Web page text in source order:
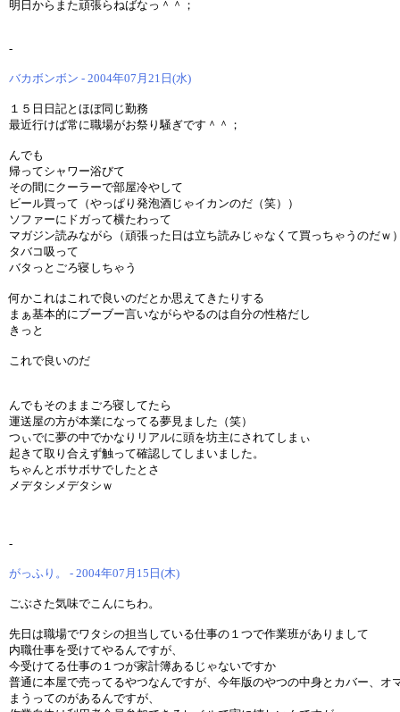
明日からまた頑張らねばなっ＾＾；
-
バカボンボン - 2004年07月21日(水)
１５日日記とほぼ同じ勤務
最近行けば常に職場がお祭り騒ぎです＾＾；
んでも
帰ってシャワー浴びて
その間にクーラーで部屋冷やして
ビール買って（やっぱり発泡酒じゃイカンのだ（笑））
ソファーにドガって横たわって
マガジン読みながら（頑張った日は立ち読みじゃなくて買っちゃうのだｗ
タバコ吸って
バタっとごろ寝しちゃう
何かこれはこれで良いのだとか思えてきたりする
まぁ基本的にブーブー言いながらやるのは自分の性格だし
きっと
これで良いのだ
んでもそのままごろ寝してたら
運送屋の方が本業になってる夢見ました（笑）
つぃでに夢の中でかなりリアルに頭を坊主にされてしまぃ
起きて取り合えず触って確認してしまいました。
ちゃんとボサボサでしたとさ
メデタシメデタシｗ
-
がっふり。 - 2004年07月15日(木)
ごぶさた気味でこんにちわ。
先日は職場でワタシの担当している仕事の１つで作業班がありまして
内職仕事を受けてやるんですが、
今受けてる仕事の１つが家計簿あるじゃないですか
普通に本屋で売ってるやつなんですが、今年版のやつの中身とカバー、オ
まうってのがあるんですが、